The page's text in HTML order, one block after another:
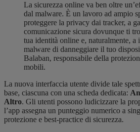
La sicurezza online va ben oltre
dal malware. È un lavoro ad ampio
proteggere la privacy dai tracker, a
comunicazione sicura dovunque ti
tua identità online e, naturalmente, a
malware di danneggiare il tuo
Balaban, responsabile della
mobili.
La nuova interfaccia utente divide tale
base, ciascuna con una scheda dedicata:
Altro. Gli utenti possono ludicizzare la
l’app assegna un punteggio numerico a
protezione e best-practice di sicurezza.